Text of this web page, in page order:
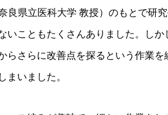
良県立医科大学 教授）のもとで研
いこともたくさんありました。し
らさらに改善点を探るという作業
まいました。